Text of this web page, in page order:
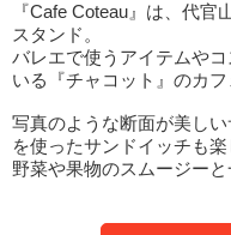
『Cafe Coteau』は、代
スタンド。
バレエで使うアイテムや
いる『チャコット』のカフ
写真のような断面が美し
を使ったサンドイッチも楽
野菜や果物のスムージーと